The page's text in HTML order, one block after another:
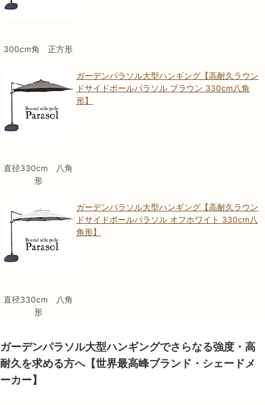
300cm角 正方形
直径330cm 八角
形
ガーデンパラソル大型ハンギング【高耐久ラウン
ドサイドポールパラソル ブラウン 330cm八角
形】
直径330cm 八角
形
ガーデンパラソル大型ハンギング【高耐久ラウン
ドサイドポールパラソル オフホワイト 330cm八
角形】
ガーデンパラソル大型ハンギングでさらなる強度・高
耐久を求める方へ【世界最高峰ブランド・シェードメ
ーカー】